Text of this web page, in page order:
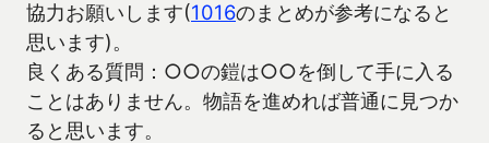
協力お願いします(1016のまとめが参考になると
思います)。
良くある質問：○○の鎧は○○を倒して手に入る
ことはありません。物語を進めれば普通に見つか
ると思います。